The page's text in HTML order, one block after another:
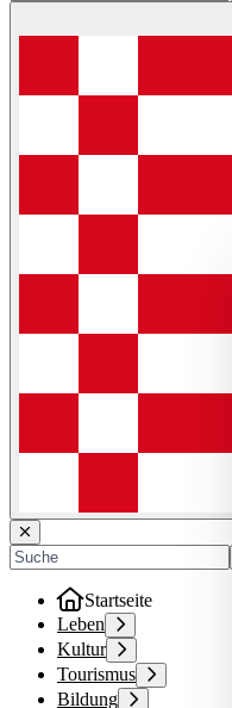
Startseite
Leben
Kultur
Tourismus
Bildung